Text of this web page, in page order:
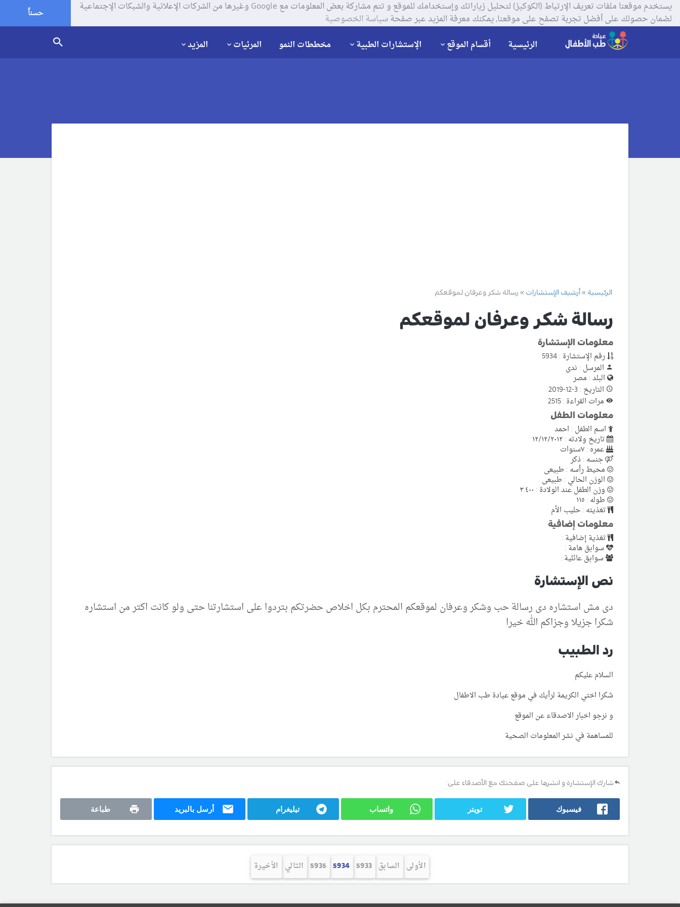
يستخدم موقعنا ملفات تعريف الإرتباط (الكوكيز) لتحليل زياراتك وإستخدامك للموقع و تتم مشاركة بعض المعلومات مع Google وغيرها من الشركات الإعلانية والشبكات الإجتماعية
لضمان حصولك على أفضل تجربة تصفح على موقعنا, يمكنك معرفة المزيد عبر صفحةسياسة الخصوصية حسناً
الرئيسية أقسام الموقع الإستشارات الطبية مخططات النمو المرئيات المزيد
الرئيسية أرشيف الإستشارات رسالة شكر وعرفان لموقعكم
رسالة شكر وعرفان لموقعكم
معلومات الإستشارة
رقم الإستشارة : 5934
المرسل : ندى
البلد : مصر
التاريخ : 3-12-2019
مرات القراءة : 2515
معلومات الطفل
اسم الطفل : احمد
تاريخ ولادته : ١٢/١٢/٢٠١٢
عمره : ٧سنوات
جنسه : ذكر
محيط رأسه : طبيعى
الوزن الحالي : طبيعى
وزن الطفل عند الولادة : ٣.٤٠٠
طوله : ١١٥
تغذيته : حليب الأم
معلومات إضافية
تغذية إضافية :
سوابق هامة :
سوابق عائلية :
نص الإستشارة
دى مش استشاره دى رسالة حب وشكر وعرفان لموقعكم المحترم بكل اخلاص حضرتكم بتردوا على استشارتنا حتى ولو كانت اكتر من استشاره
شكرا جزيلا وجزاكم الله خيرا
رد الطبيب
السلام عليكم
شكرا اختي الكريمة لرأيك في موقع عيادة طب الاطفال
و نرجو اخبار الاصدقاء عن الموقع
للمساهمة في نشر المعلومات الصحية
شارك الإستشارة و انشرها على صفحتك مع الأصدقاء على:
فيسبوك تويتر واتساب تيليغرام أرسل بالبريد طباعة
الأولى السابق 5933
5934
5935 التالي الأخيرة